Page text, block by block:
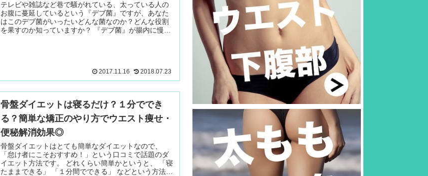
テレビや雑誌など巷で騒がれている、太っている人の
お腹に蔓延しているという『デブ菌』ですが、あなた
はこのデブ菌がいったいどんな菌なのか？どんな役割
を果すのか知っていますか？ 『デブ菌』が腸内に慢性
2017.11.16 2018.07.23
骨盤ダイエットは寝るだけ？１分ででき
る？簡単な矯正のやり方でウエスト痩せ・
便秘解消効果◎
骨盤ダイエットはとても簡単なダイエットなので、
「怠け者にこそおすすめ！」という口コミで話題のダ
イエット方法です。 どれくらい簡単かというと、 「寝
たままできる」 「１分間でできる」 などという方法が